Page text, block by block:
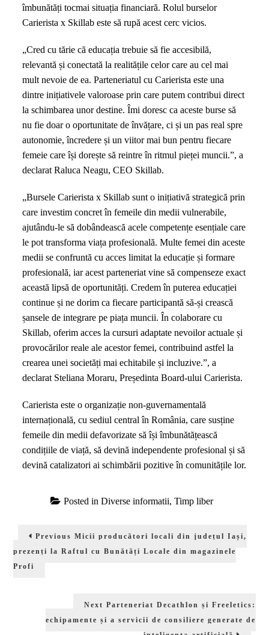
îmbunătăți tocmai situația financiară. Rolul burselor
Carierista x Skillab este să rupă acest cerc vicios.
„Cred cu tărie că educația trebuie să fie accesibilă,
relevantă și conectată la realitățile celor care au cel mai
mult nevoie de ea. Parteneriatul cu Carierista este una
dintre inițiativele valoroase prin care putem contribui direct
la schimbarea unor destine. Îmi doresc ca aceste burse să
nu fie doar o oportunitate de învățare, ci și un pas real spre
autonomie, încredere și un viitor mai bun pentru fiecare
femeie care își dorește să reintre în ritmul pieței muncii.”, a
declarat Raluca Neagu, CEO Skillab.
„Bursele Carierista x Skillab sunt o inițiativă strategică prin
care investim concret în femeile din medii vulnerabile,
ajutându-le să dobândească acele competențe esențiale care
le pot transforma viața profesională. Multe femei din aceste
medii se confruntă cu acces limitat la educație și formare
profesională, iar acest parteneriat vine să compenseze exact
această lipsă de oportunități. Credem în puterea educației
continue și ne dorim ca fiecare participantă să-și crească
șansele de integrare pe piața muncii. În colaborare cu
Skillab, oferim acces la cursuri adaptate nevoilor actuale și
provocărilor reale ale acestor femei, contribuind astfel la
crearea unei societăți mai echitabile și incluzive.”, a
declarat Steliana Moraru, Președinta Board-ului Carierista.
Carierista este o organizație non-guvernamentală
internațională, cu sediul central în România, care susține
femeile din medii defavorizate să își îmbunătățească
condițiile de viață, să devină independente profesional și să
devină catalizatori ai schimbării pozitive în comunitățile lor.
Posted in Diverse informatii, Timp liber
în
articole
Previous Previous
Micii producători locali din județul Iași,
prezenți la Raftul cu Bunătăți Locale din magazinele
Profi
Next Next
Parteneriat Decathlon și Freeletics:
echipamente și a servicii de consiliere generate de